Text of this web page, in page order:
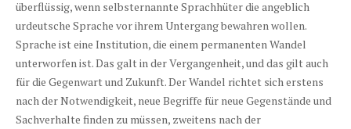
überflüssig, wenn selbsternannte Sprachhüter die angeblich
urdeutsche Sprache vor ihrem Untergang bewahren wollen.
Sprache ist eine Institution, die einem permanenten Wandel
unterworfen ist. Das galt in der Vergangenheit, und das gilt auch
für die Gegenwart und Zukunft. Der Wandel richtet sich erstens
nach der Notwendigkeit, neue Begriffe für neue Gegenstände und
Sachverhalte finden zu müssen, zweitens nach der